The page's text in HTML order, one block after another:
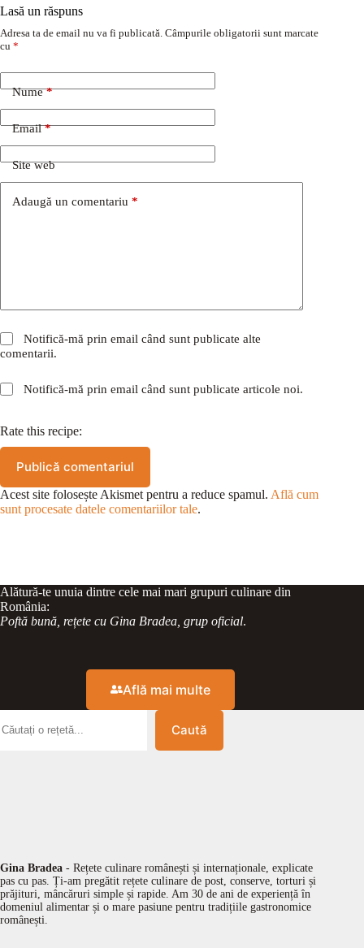
Lasă un răspuns
Adresa ta de email nu va fi publicată. Câmpurile obligatorii sunt marcate
cu *
Nume*
Email*
Site web
Adaugă un comentariu *
Notifică-mă prin email când sunt publicate alte
comentarii.
Notifică-mă prin email când sunt publicate articole noi.
Rate this recipe:
Publică comentariul
Acest site folosește Akismet pentru a reduce spamul. Află cum
sunt procesate datele comentariilor tale.
Alătură-te unuia dintre cele mai mari grupuri culinare din
România:
Poftă bună, rețete cu Gina Bradea, grup oficial.
Află mai multe
Caută
Gina Bradea - Rețete culinare românești și internaționale, explicate
pas cu pas. Ți-am pregătit rețete culinare de post, conserve, torturi și
prăjituri, mâncăruri simple și rapide. Am 30 de ani de experiență în
domeniul alimentar și o mare pasiune pentru tradițiile gastronomice
românești.